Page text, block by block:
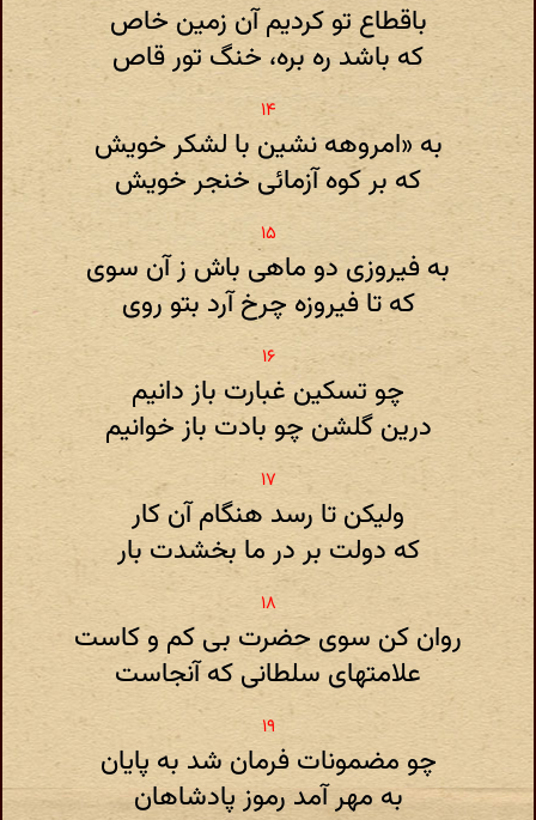
باقطاع تو کردیم آن زمین خاص
که باشد ره بره، خنگ تور قاص
به «امروهه نشین با لشکر خویش
که بر کوه آزمائی خنجر خویش
به فیروزی دو ماهی باش ز آن سوی
که تا فیروزه چرخ آرد بتو روی
چو تسکین غبارت باز دانیم
درین گلشن چو بادت باز خوانیم
ولیکن تا رسد هنگام آن کار
که دولت بر در ما بخشدت بار
روان کن سوی حضرت بی کم و کاست
علامتهای سلطانی که آنجاست
چو مضمونات فرمان شد به پایان
به مهر آمد رموز پادشاهان